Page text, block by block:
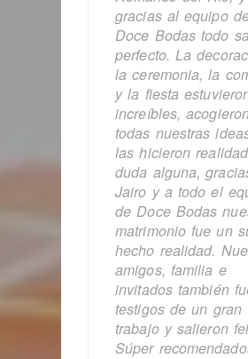
gracias al equipo
Doce Bodas todo
perfecto. La
la ceremonia, la
y la fiesta
increíbles,
todas nuestras
las hicieron
duda alguna,
Jairo y a todo el
de Doce Bodas
matrimonio fue un
hecho realidad.
amigos, familia e
invitados también
testigos de un gran
trabajo y salieron
Súper